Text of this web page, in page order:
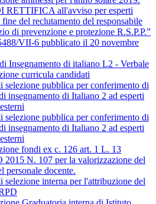
RETTIFICA all'avviso per esperti
fine del reclutamento del responsabile
di prevenzione e protezione R.S.P.P.”
VII-6 pubblicato il 20 novembre
Insegnamento di italiano L2 - Verbale
curricula candidati
selezione pubblica per conferimento di
insegnamento di Italiano 2 ad esperti
selezione pubblica per conferimento di
insegnamento di Italiano 2 ad esperti
fondi ex c. 126 art. 1 L. 13
N. 107 per la valorizzazione del
personale docente.
selezione interna per l'attribuzione del